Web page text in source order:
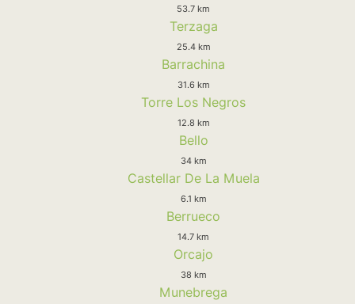
53.7 km
Terzaga
25.4 km
Barrachina
31.6 km
Torre Los Negros
12.8 km
Bello
34 km
Castellar De La Muela
6.1 km
Berrueco
14.7 km
Orcajo
38 km
Munebrega